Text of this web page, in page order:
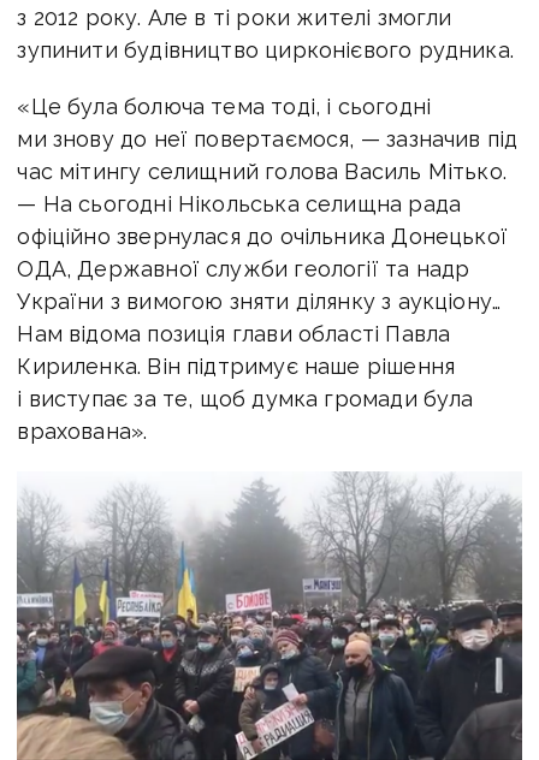
з 2012 року. Але в ті роки жителі змогли
зупинити будівництво цирконієвого рудника.
«Це була болюча тема тоді, і сьогодні
ми знову до неї повертаємося, — зазначив під
час мітингу селищний голова Василь Мітько.
— На сьогодні Нікольська селищна рада
офіційно звернулася до очільника Донецької
ОДА, Державної служби геології та надр
України з вимогою зняти ділянку з аукціону…
Нам відома позиція глави області Павла
Кириленка. Він підтримує наше рішення
і виступає за те, щоб думка громади була
врахована».